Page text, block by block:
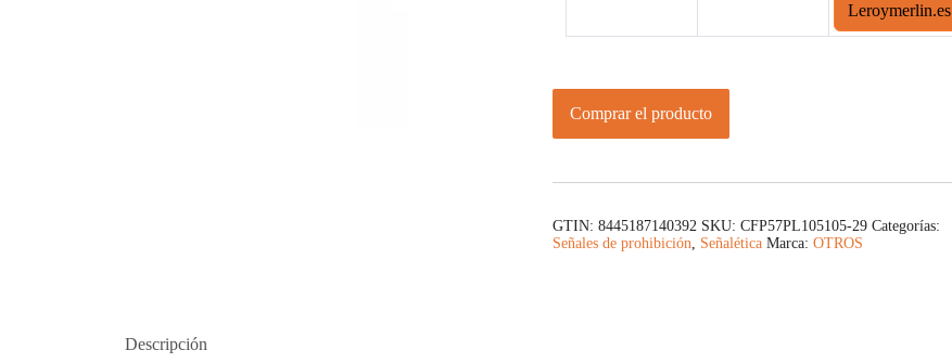
Leroymerlin.es
Comprar el producto
GTIN: 8445187140392 SKU: CFP57PL105105-29 Categorías:
Señales de prohibición, Señalética Marca: OTROS
Descripción